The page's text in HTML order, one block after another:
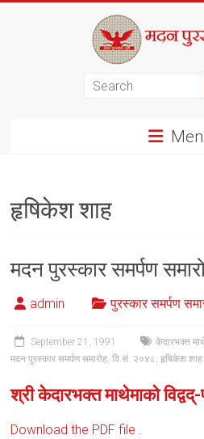
हृषिकेश शाह
मदन पुरस्कार समर्पण
admin पुरस्कार समर्पण
September 21, 1991 केदारभक्त
मदन पुरस्कार समर्पण समारोह,वि.सं. २०४८,हृषिकेश शाह
श्री केदारभक्त माथेमाको
Download the PDF file .